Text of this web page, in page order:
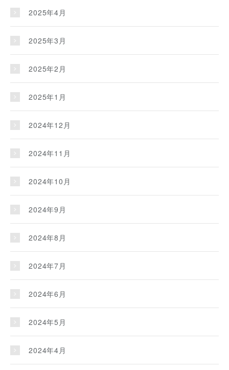
2025年4月
2025年3月
2025年2月
2025年1月
2024年12月
2024年11月
2024年10月
2024年9月
2024年8月
2024年7月
2024年6月
2024年5月
2024年4月